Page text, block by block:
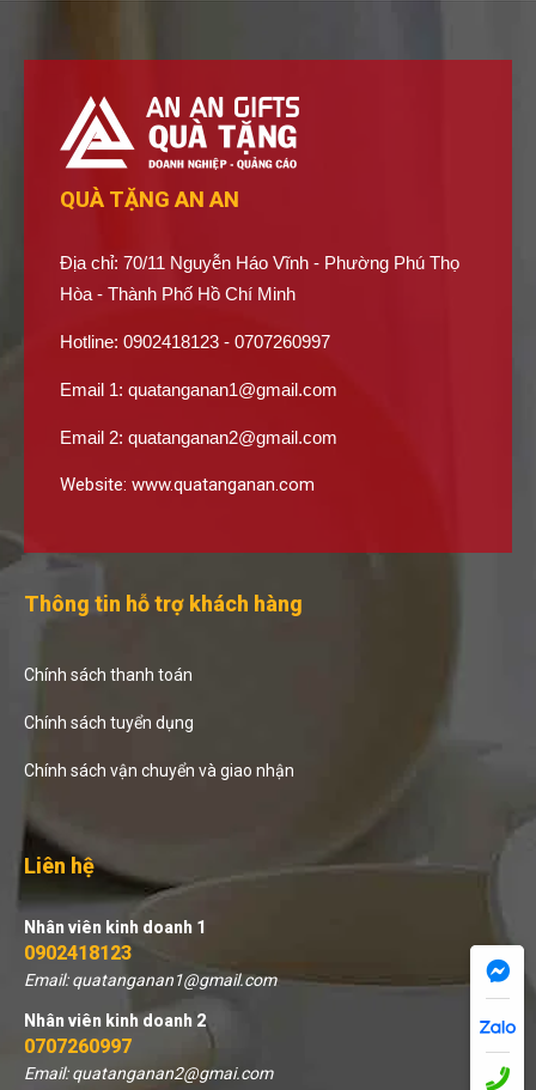
QUÀ TẶNG AN AN
Địa chỉ: 70/11 Nguyễn Háo Vĩnh - Phường Phú Thọ
Hòa - Thành Phố Hồ Chí Minh
Hotline: 0902418123 - 0707260997
Email 1: quatanganan1@gmail.com
Email 2: quatanganan2@gmail.com
Website: www.quatanganan.com
Thông tin hỗ trợ khách hàng
Chính sách thanh toán
Chính sách tuyển dụng
Chính sách vận chuyển và giao nhận
Liên hệ
Nhân viên kinh doanh 1
0902418123
Email: quatanganan1@gmail.com
Nhân viên kinh doanh 2
0707260997
Email: quatanganan2@gmai.com